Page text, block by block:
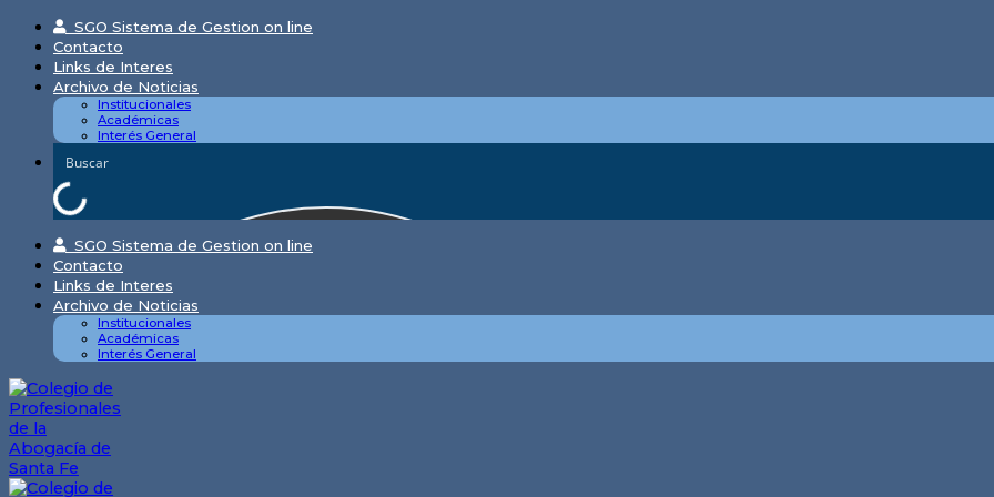
Skip
content
SGO Sistema de Gestion on line
Contacto
Links de Interes
Archivo de Noticias
Institucionales
Académicas
Interés General
SGO Sistema de Gestion on line
Contacto
Links de Interes
Archivo de Noticias
Institucionales
Académicas
Interés General